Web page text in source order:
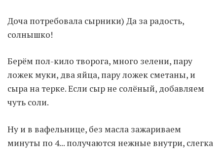
Доча потребовала сырники) Да за радость,
солнышко!
Берём пол-кило творога, много зелени, пару
ложек муки, два яйца, пару ложек сметаны, и
сыра на терке. Если сыр не солёный, добавляем
чуть соли.
Ну и в вафельнице, без масла зажариваем
минуты по 4... получаются нежные внутри, слегка
Moldova sightseeings
Blog Archives
To-Do